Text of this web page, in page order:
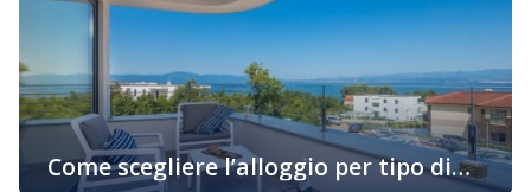
Come scegliere l’alloggio per tipo di